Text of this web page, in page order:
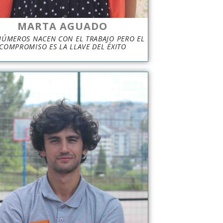
MARTA AGUADO
NACEN CON EL TRABAJO PERO EL
ES LA LLAVE DEL ÉXITO